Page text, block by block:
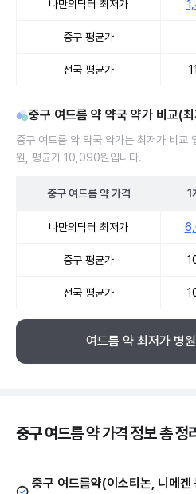
나만의닥터 최저가
중구 평균가
전국 평균가
중구 여드름 약 약국 약가 비교(
중구 여드름 약 약국 약가는 최저가 비교
원, 평균가 10,090원입니다.
중구 여드름 약가격 1
나만의닥터 최저가
중구 평균가
전국 평균가
여드름 약 최저가 병
중구 여드름 약 가격 정보 총 정
중구 여드름약(이소티논, 니메겐